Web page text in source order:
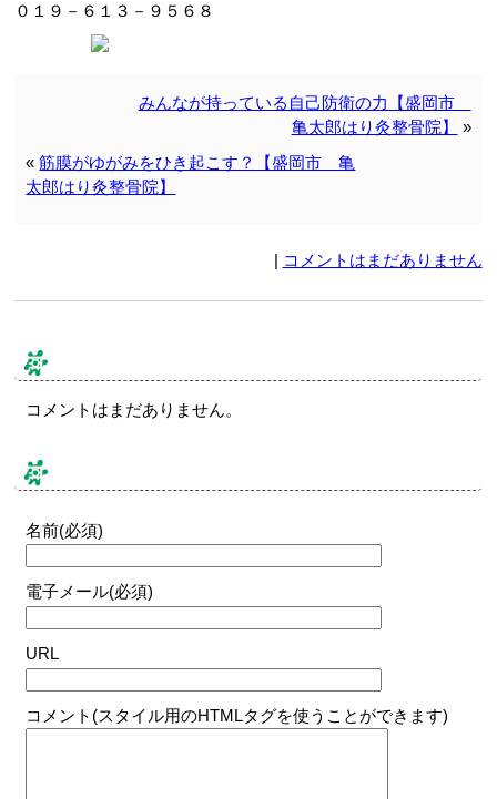
０１９－６１３－９５６８
みんなが持っている自己防衛の力【盛岡市
亀太郎はり灸整骨院】
»
«筋膜がゆがみをひき起こす？【盛岡市 亀
太郎はり灸整骨院】
| コメントはまだありません
コメント & トラックバック
コメントはまだありません。
コメントする
名前(必須)
電子メール(必須)
URL
コメント(スタイル用のHTMLタグを使うことができます)